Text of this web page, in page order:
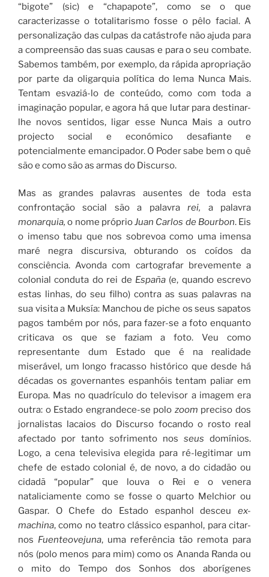
“bigote” (sic) e “chapapote”, como se o que
caracterizasse o totalitarismo fosse o pêlo facial. A
personalização das culpas da catástrofe não ajuda para
a compreensão das suas causas e para o seu combate.
Sabemos também, por exemplo, da rápida apropriação
por parte da oligarquia política do lema Nunca Mais.
Tentam esvaziá-lo de conteúdo, como com toda a
imaginação popular, e agora há que lutar para destinar-
lhe novos sentidos, ligar esse Nunca Mais a outro
projecto social e económico desafiante e
potencialmente emancipador. O Poder sabe bem o quê
são e como são as armas do Discurso.
Mas as grandes palavras ausentes de toda esta
confrontação social são a palavrarei, a palavra
monarquia, o nome próprioJuan Carlos de Bourbon. Eis
o imenso tabu que nos sobrevoa como uma imensa
maré negra discursiva, obturando os coídos da
consciência. Avonda com cartografar brevemente a
colonial conduta do rei de España(e, quando escrevo
estas linhas, do seu filho) contra as suas palavras na
sua visita a Muksía: Manchou de piche os seus sapatos
pagos também por nós, para fazer-se a foto enquanto
criticava os que se faziam a foto. Veu como
representante dum Estado que é na realidade
miserável, um longo fracasso histórico que desde há
décadas os governantes espanhóis tentam paliar em
Europa. Mas no quadrículo do televisor a imagem era
outra: o Estado engrandece-se polo zoom preciso dos
jornalistas lacaios do Discurso focando o rosto real
afectado por tanto sofrimento nos seus domínios.
Logo, a cena televisiva elegida para ré-legitimar um
chefe de estado colonial é, de novo, a do cidadão ou
cidadã “popular” que louva o Rei e o venera
nataliciamente como se fosse o quarto Melchior ou
Gaspar. O Chefe do Estado espanhol desceu ex-
machina, como no teatro clássico espanhol, para citar-
nos Fuenteovejuna, uma referência tão remota para
nós (polo menos para mim) como os Ananda Randa ou
o mito do Tempo dos Sonhos dos aborígenes